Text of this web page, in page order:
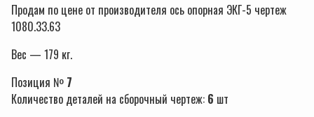
Продам по цене от производителя ось опорная ЭКГ-5 чертеж
1080.33.63
Вес — 179 кг.
Позиция № 7
Количество деталей на сборочный чертеж: 6 шт